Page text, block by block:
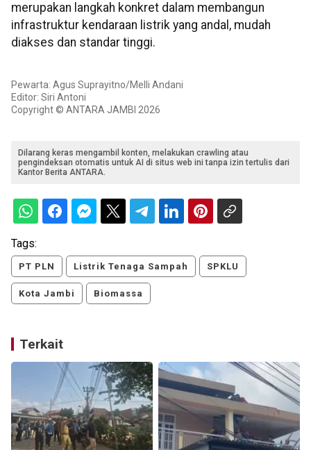
merupakan langkah konkret dalam membangun
infrastruktur kendaraan listrik yang andal, mudah
diakses dan standar tinggi.
Pewarta: Agus Suprayitno/Melli Andani
Editor: Siri Antoni
Copyright © ANTARA JAMBI 2026
Dilarang keras mengambil konten, melakukan crawling atau
pengindeksan otomatis untuk AI di situs web ini tanpa izin tertulis dari
Kantor Berita ANTARA.
Tags:
PT PLN Listrik Tenaga Sampah SPKLU
Kota Jambi Biomassa
Terkait